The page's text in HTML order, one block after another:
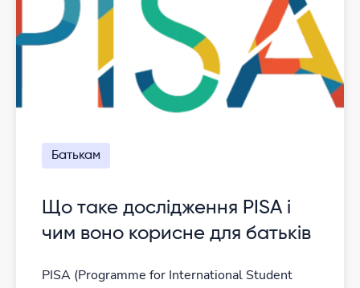
Батькам
Що таке дослідження PISA і
чим воно корисне для батьків
PISA (Programme for International Student